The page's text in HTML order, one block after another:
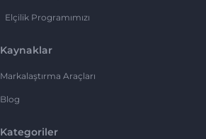
Elçilik Programımızı
Kaynaklar
Markalaştırma Araçları
Blog
Kategoriler